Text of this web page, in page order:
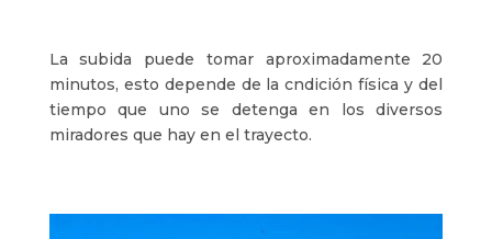
La subida puede tomar aproximadamente 20
minutos, esto depende de la cndición física y del
tiempo que uno se detenga en los diversos
miradores que hay en el trayecto.